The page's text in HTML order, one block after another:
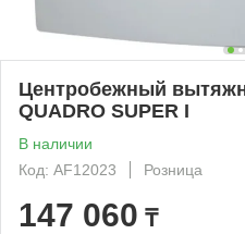
Центробежный
QUADRO SUPER I
В наличии
Код: AF12023
Розница
147 060 ₸